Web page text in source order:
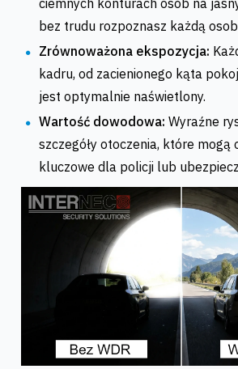
ciemnych konturach osób na
bez trudu rozpoznasz każdą
Zrównoważona ekspozycja:
kadru, od zacienionego kąta
jest optymalnie naświetlony.
Wartość dowodowa: Wyraźne
szczegóły otoczenia, które mogą
kluczowe dla policji lub